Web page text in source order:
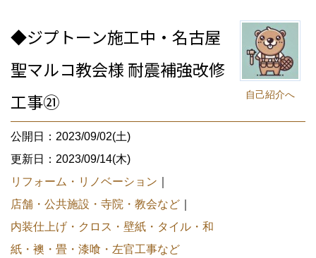
自己紹介へ
◆ジプトーン施工中・名古屋
聖マルコ教会様 耐震補強改修
工事㉑
公開日：2023/09/02(土)
更新日：2023/09/14(木)
リフォーム・リノベーション
店舗・公共施設・寺院・教会など
内装仕上げ・クロス・壁紙・タイル・和
紙・襖・畳・漆喰・左官工事など